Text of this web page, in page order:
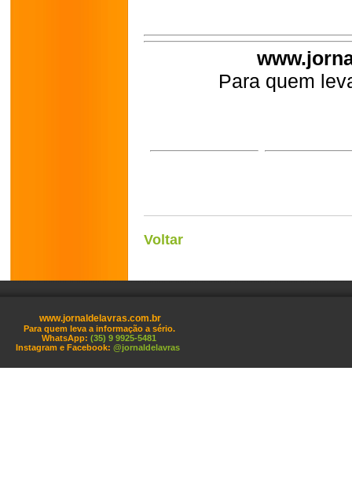
Para quem
Voltar
www.jornaldelavras.com.br
Para quem leva a informação a sério.
WhatsApp: (35) 9 9925-5481
Instagram e Facebook: @jornaldelavras